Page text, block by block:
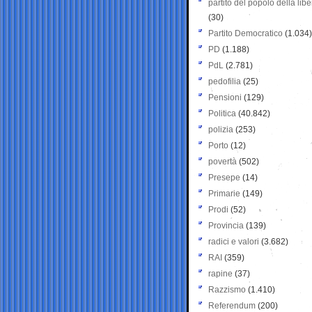
partito del popolo della
(30)
Partito Democratico (1.034)
PD (1.188)
PdL (2.781)
pedofilia (25)
Pensioni (129)
Politica (40.842)
polizia (253)
Porto (12)
povertà (502)
Presepe (14)
Primarie (149)
Prodi (52)
Provincia (139)
radici e valori (3.682)
RAI (359)
rapine (37)
Razzismo (1.410)
Referendum (200)